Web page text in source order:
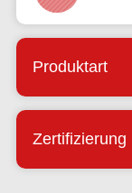
Produktart
Zertifizierung